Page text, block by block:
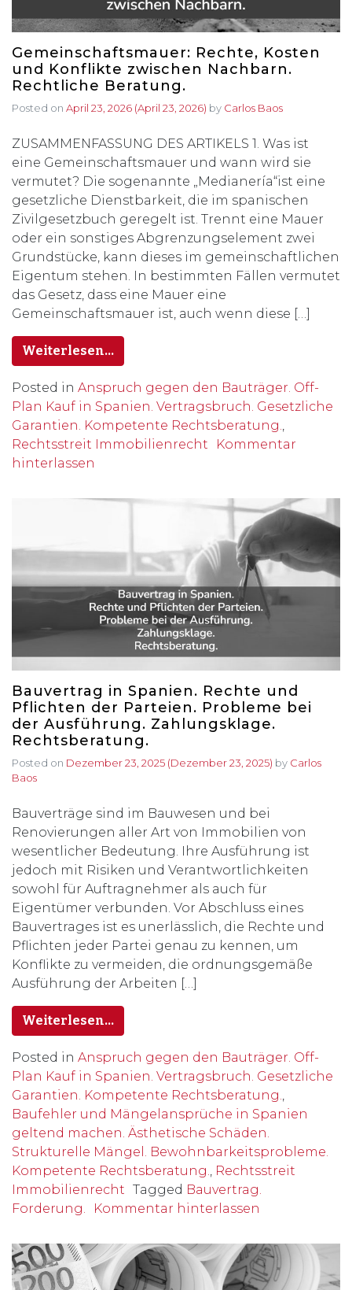
Gemeinschaftsmauer: Rechte, Kosten
und Konflikte zwischen Nachbarn.
Rechtliche Beratung.
Posted on April 23, 2026 (April 23, 2026) by Carlos Baos
ZUSAMMENFASSUNG DES ARTIKELS 1. Was ist
eine Gemeinschaftsmauer und wann wird sie
vermutet? Die sogenannte „Medianería“ist eine
gesetzliche Dienstbarkeit, die im spanischen
Zivilgesetzbuch geregelt ist. Trennt eine Mauer
oder ein sonstiges Abgrenzungselement zwei
Grundstücke, kann dieses im gemeinschaftlichen
Eigentum stehen. In bestimmten Fällen vermutet
das Gesetz, dass eine Mauer eine
Gemeinschaftsmauer ist, auch wenn diese […]
Weiterlesen…
Posted in Anspruch gegen den Bauträger. Off-
Plan Kauf in Spanien. Vertragsbruch. Gesetzliche
Garantien. Kompetente Rechtsberatung.
Rechtsstreit Immobilienrecht
Kommentar
hinterlassen
Bauvertrag in Spanien. Rechte und
Pflichten der Parteien. Probleme bei
der Ausführung. Zahlungsklage.
Rechtsberatung.
Posted on Dezember 23, 2025 (Dezember 23, 2025) by Carlos
Baos
Bauverträge sind im Bauwesen und bei
Renovierungen aller Art von Immobilien von
wesentlicher Bedeutung. Ihre Ausführung ist
jedoch mit Risiken und Verantwortlichkeiten
sowohl für Auftragnehmer als auch für
Eigentümer verbunden. Vor Abschluss eines
Bauvertrages ist es unerlässlich, die Rechte und
Pflichten jeder Partei genau zu kennen, um
Konflikte zu vermeiden, die ordnungsgemäße
Ausführung der Arbeiten […]
Weiterlesen…
Posted in Anspruch gegen den Bauträger. Off-
Plan Kauf in Spanien. Vertragsbruch. Gesetzliche
Garantien. Kompetente Rechtsberatung.
Baufehler und Mängelansprüche in Spanien
geltend machen. Ästhetische Schäden.
Strukturelle Mängel. Bewohnbarkeitsprobleme.
Kompetente Rechtsberatung.
Rechtsstreit
Immobilienrecht Tagged Bauvertrag.
Forderung.
Kommentar hinterlassen